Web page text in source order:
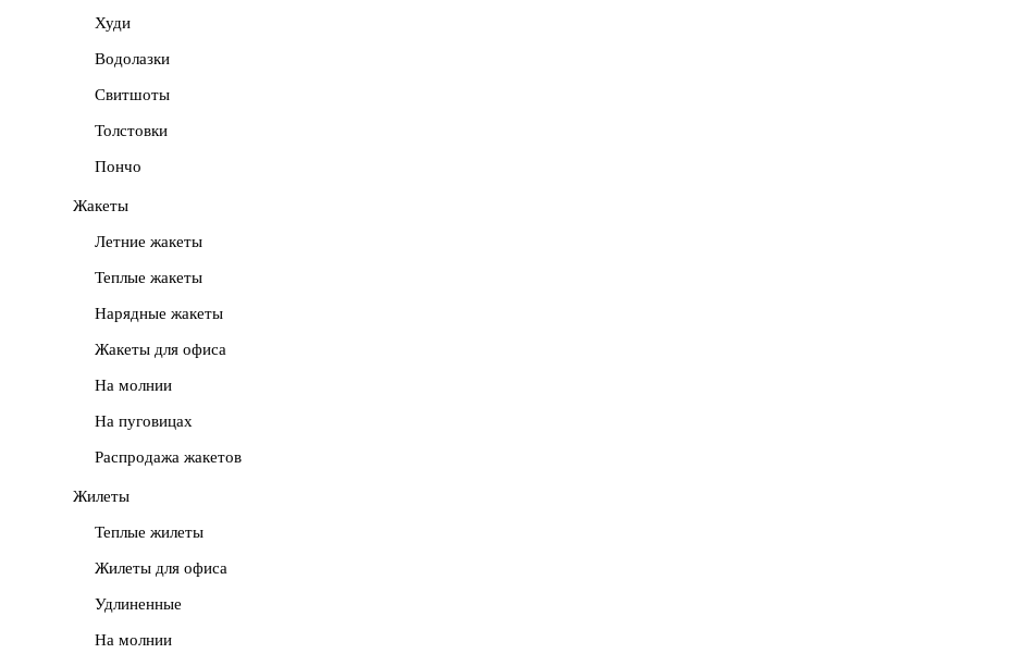
Худи
Водолазки
Свитшоты
Толстовки
Пончо
Жакеты
Летние жакеты
Теплые жакеты
Нарядные жакеты
Жакеты для офиса
На молнии
На пуговицах
Распродажа жакетов
Жилеты
Теплые жилеты
Жилеты для офиса
Удлиненные
На молнии